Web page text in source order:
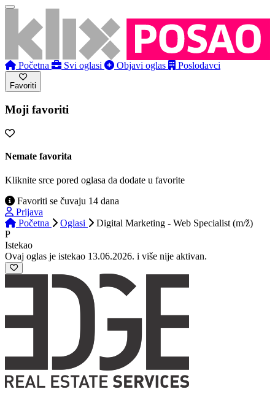
Početna Svi oglasi Objavi oglas Poslodavci
Favoriti
Moji favoriti
Nemate favorita
Kliknite srce pored oglasa da dodate u favorite
Favoriti se čuvaju 14 dana
Prijava
Početna
Oglasi
Digital Marketing - Web Specialist (m/ž)
P
Istekao
Ovaj oglas je istekao 13.06.2026. i više nije aktivan.